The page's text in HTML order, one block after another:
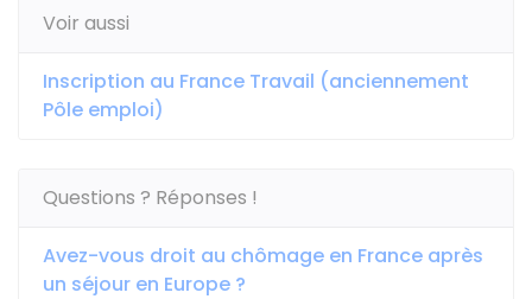
Voir aussi
Inscription au France Travail (anciennement
Pôle emploi)
Questions ? Réponses !
Avez-vous droit au chômage en France après
un séjour en Europe ?